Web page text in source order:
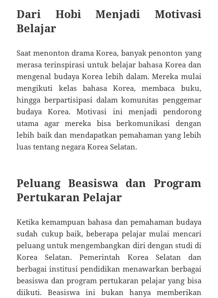
Dari Hobi Menjadi Motivasi
Belajar
Saat menonton drama Korea, banyak penonton yang
merasa terinspirasi untuk belajar bahasa Korea dan
mengenal budaya Korea lebih dalam. Mereka mulai
mengikuti kelas bahasa Korea, membaca buku,
hingga berpartisipasi dalam komunitas penggemar
budaya Korea. Motivasi ini menjadi pendorong
utama agar mereka bisa berkomunikasi dengan
lebih baik dan mendapatkan pemahaman yang lebih
luas tentang negara Korea Selatan.
Peluang Beasiswa dan Program
Pertukaran Pelajar
Ketika kemampuan bahasa dan pemahaman budaya
sudah cukup baik, beberapa pelajar mulai mencari
peluang untuk mengembangkan diri dengan studi di
Korea Selatan. Pemerintah Korea Selatan dan
berbagai institusi pendidikan menawarkan berbagai
beasiswa dan program pertukaran pelajar yang bisa
diikuti. Beasiswa ini bukan hanya memberikan